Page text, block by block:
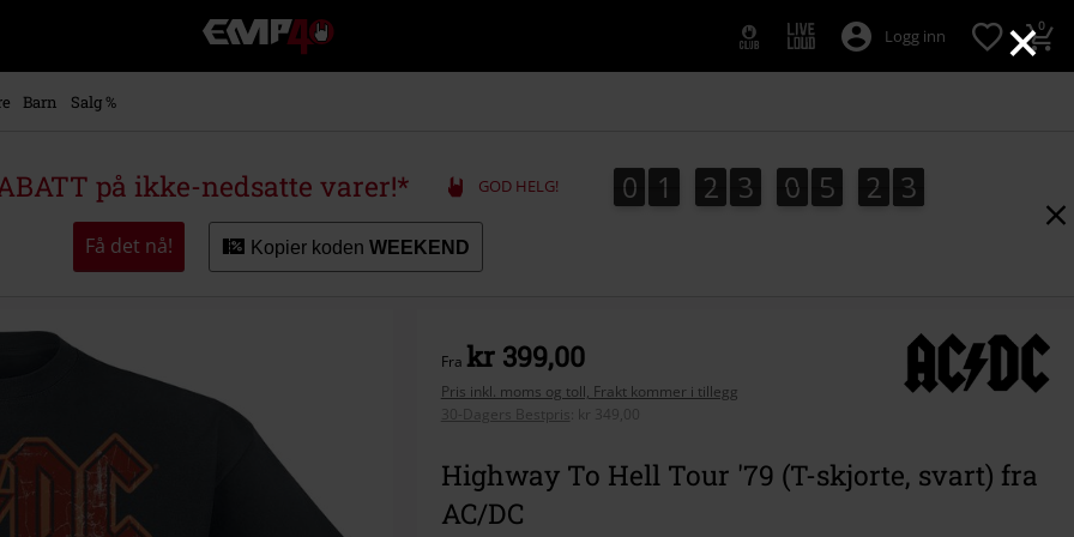
×
EMP
-
Musikk,
merch
Alternativ
mote
Logg inn 0
Barn Salg %
på ikke-nedsatte varer!* GOD HELG! 0
0 1
1 2
2 3
3 0
0 5
5 2
2 1
2
1
3
2
Få det nå! Kopier koden WEEKEND
Fra kr 399,00
Pris inkl. moms og toll, Frakt kommer i tillegg
30-Dagers Bestpris
kr 349,00
Highway To Hell Tour '79 (T-skjorte, svart) fra
AC/DC